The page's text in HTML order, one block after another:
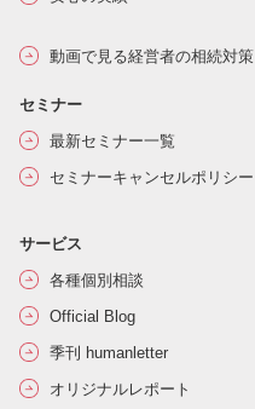
動画で見る経営者の相続対策
セミナー
最新セミナー一覧
セミナーキャンセルポリシー
サービス
各種個別相談
Official Blog
季刊 humanletter
オリジナルレポート